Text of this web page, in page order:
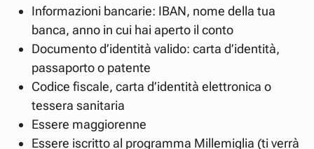
Informazioni bancarie: IBAN, nome della tua
banca, anno in cui hai aperto il conto
Documento d’identità valido: carta d’identità,
passaporto o patente
Codice fiscale, carta d’identità elettronica o
tessera sanitaria
Essere maggiorenne
Essere iscritto al programma Millemiglia (ti verrà